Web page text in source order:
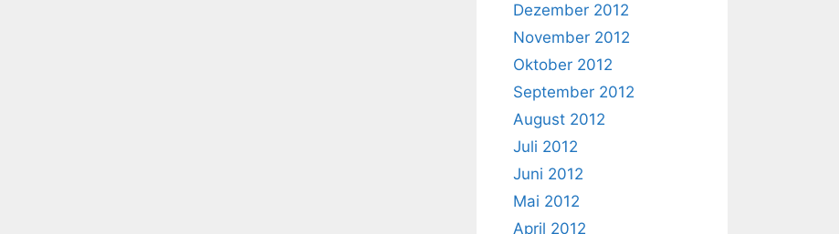
Dezember 2012
November 2012
Oktober 2012
September 2012
August 2012
Juli 2012
Juni 2012
Mai 2012
April 2012